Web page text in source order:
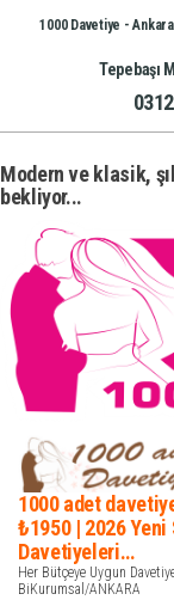
İçeriğe1000 Davetiye -
Tepebaşı
Modern ve klasik,
bekliyor...
1000 adet
₺1950 | 2026 Yeni
Davetiyeleri…
Her Bütçeye Uygun
BiKurumsal/ANKARA